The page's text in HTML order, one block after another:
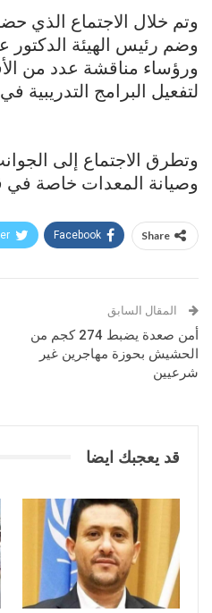
وتم خلال الاجتماع الذي
وضم رئيس الهيئة الدكتور
ورؤساء مناقشة عدد من
لتفعيل البرامج
وتطرق الاجتماع إلى
وصيانة المعدات خاصة
Share
Facebook
المقال السابق
أمن صعدة يضبط 274 كجم من
الحشيش بحوزة مهاجرين غير
شرعيين
قد يعجبك ايضا